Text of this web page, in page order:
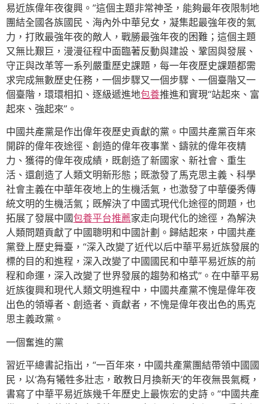
易近族偉年夜復興。”這個主題非常神圣，能夠最年夜限制地
團結全國各族國民、海內外中華兒女，凝集起最強年夜的氣
力，打敗最強年夜的敵人，戰勝最強年夜的困難；這個主題
又無比艱巨，漫漫征程中面臨著反動與建設、鞏固與發展、
守正與改革等一系列嚴重歷史課題，每一年夜歷史課題都需
求完成無數歷史任務，一個步驟又一個步驟、一個臺階又一
個臺階，環環相扣、逐級遞進地包養推進和實現“站起來、富
起來、強起來”。
中國共產黨是作出偉年夜歷史貢獻的黨。中國共產黨百年來
開辟的偉年夜途徑、創造的偉年夜事業、鑄就的偉年夜精
力、獲得的偉年夜成績，既創造了新國家、新社會、重生
活、還創造了人類文明新形態；既激發了馬克思主義、科學
社會主義在中華年夜地上的生機活氣，也激發了中華優秀傳
統文明的生機活氣；既解決了中國式現代化途徑的問題，也
拓展了發展中國包養平台推薦家走向現代化的途徑，為解決
人類問題貢獻了中國聰明和中國計劃。歸結起來，中國共產
黨登上歷史舞臺，“深入改變了近代以后中華平易近族發展的
標的目的和進程，深入改變了中國國民和中華平易近族的前
程和命運，深入改變了世界發展的趨勢和格式”。在中華平易
近族復興和現代人類文明進程中，中國共產黨不愧是偉年夜
出色的領導者、創造者、貢獻者，不愧是偉年夜出色的馬克
思主義政黨。
一個奮進的黨
習近平總書記指出，“一百年來，中國共產黨團結帶領中國國
民，以‘為有犧牲多壯志，敢教日月換新天’的年夜無畏氣概，
書寫了中華平易近族幾千年歷史上最恢宏的史詩。”中國共產